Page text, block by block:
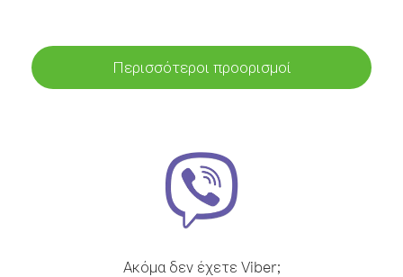
Περισσότεροι προορισμοί
Ακόμα δεν έχετε Viber;